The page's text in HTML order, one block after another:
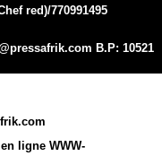
red)/770991495
B.P: 10521
ligne WWW-